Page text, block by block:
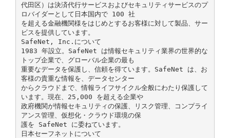
代田区）は決済代行サービスおよびセキュリティサービスのプ
ロバイダーとして日本国内で 100 社
を超える金融機関様をはじめとするお客様に対して製品、サー
ビスを提供しています。
SafeNet, Inc.について
1983 年設立。SafeNet は情報セキュリティ業界の世界的な
トップ企業で、グローバル企業の最も
重要なデータを保護し、信頼を得ています。SafeNet は、お
客様の貴重な情報を、データセンター
からクラウドまで、情報ライフサイクル全般にわたり保護して
います。現在、25,000 を超える企業や
政府機関が情報セキュリティの保護、リスク管理、コンプライ
アンス管理、仮想化・クラウド環境の保
護を SafeNet に委ねています。
日本セーフネットについて